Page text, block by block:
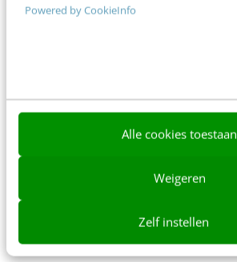
Powered by CookieInfo
Alle cookies toestaan
Weigeren
Zelf instellen
Whitepapers
Blog
Klantcontact & CX